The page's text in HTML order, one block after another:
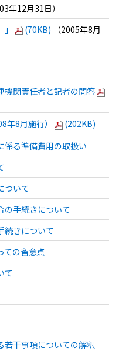
年12月31日）
(70KB) （2005年8月
機関責任者と記者の問答
8月施行）
(202KB)
係る準備費用の取扱い
ついて
の手続きについて
続きについて
ての留意点
て
若干事項についての解釈